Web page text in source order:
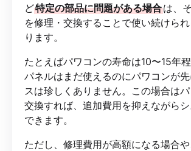
ど特定の部品に問題がある場合は、
を修理・交換することで使い続けら
ります。
たとえばパワコンの寿命は10〜15年程
パネルはまだ使えるのにパワコンが
スは珍しくありません。この場合は
交換すれば、追加費用を抑えながら
できます。
ただし、修理費用が高額になる場合